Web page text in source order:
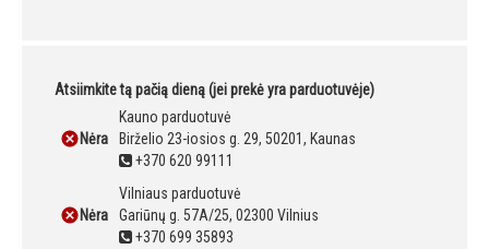
Atsiimkite tą pačią dieną (jei prekė yra parduotuvėje)
Nėra
Kauno parduotuvė
Birželio 23-iosios g. 29, 50201, Kaunas
+370 620 99111
Nėra
Vilniaus parduotuvė
Gariūnų g. 57A/25, 02300 Vilnius
+370 699 35893